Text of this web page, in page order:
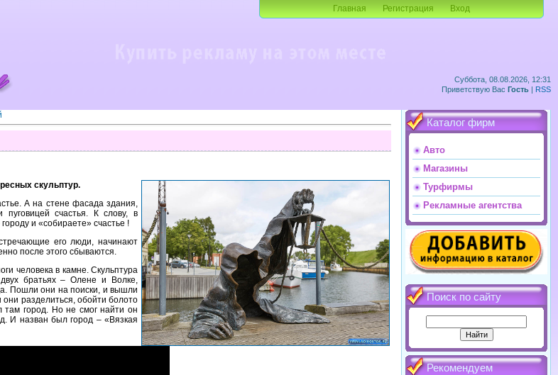
Суббота, 08.08.2026, 12:31
Приветствую Вас Гость | RSS
Главная Регистрация Вход
скульптур.
А на стене фасада здания,
пуговицей счастья. К слову, в
и «собираете» счастье !
его люди, начинают
после этого сбываются.
человека в камне. Скульптура
братьях – Олене и Волке,
Пошли они на поиски, и вышли
разделиться, обойти болото
город. Но не смог найти он
И назван был город – «Вязкая
Каталог фирм
Авто
Магазины
Турфирмы
Рекламные агентства
Поиск по сайту
Рекомендуем